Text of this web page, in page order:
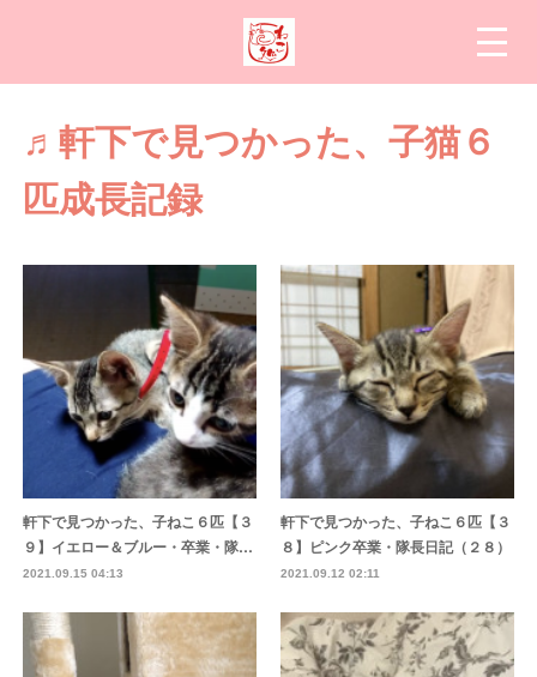
♬軒下で見つかった、子猫６
匹成長記録
軒下で見つかった、子ねこ６匹【３
９】イエロー＆ブルー・卒業・隊…
2021.09.15 04:13
軒下で見つかった、子ねこ６匹【３
８】ピンク卒業・隊長日記（２８）
2021.09.12 02:11